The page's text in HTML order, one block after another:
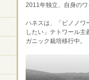
2011年独立、自身のワ
ハネスは、「ピノノワ
したい」テトワール
ガニック栽培移行中。